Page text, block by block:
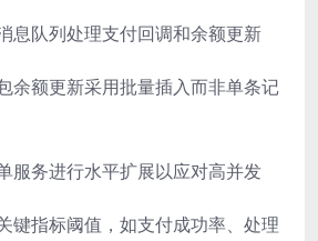
息队列处理支付回调和余额更新
余额更新采用批量插入而非单条记
服务进行水平扩展以应对高并发
键指标阈值，如支付成功率、处理